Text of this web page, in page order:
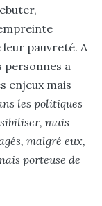
pauvreté. A
personnes a
enjeux mais
les politiques
mais
malgré eux,
porteuse de